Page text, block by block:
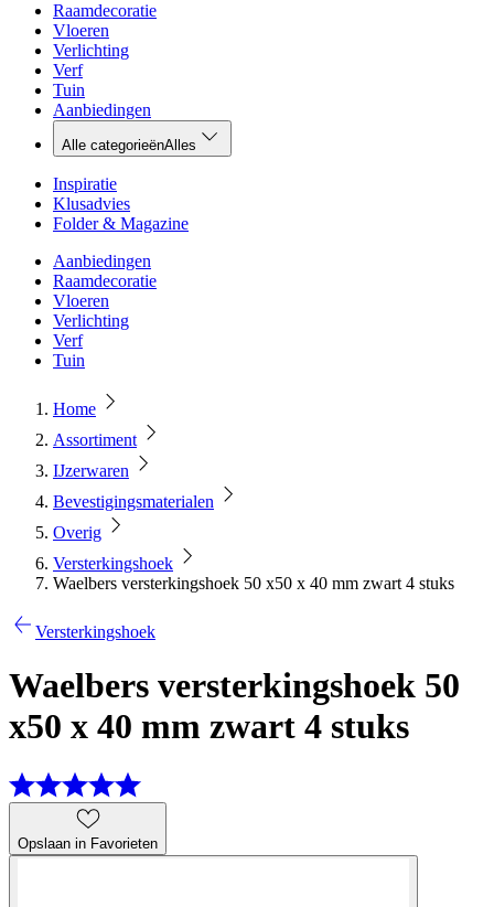
Raamdecoratie
Vloeren
Verlichting
Verf
Tuin
Aanbiedingen
Alle categorieënAlles
Inspiratie
Klusadvies
Folder & Magazine
Aanbiedingen
Raamdecoratie
Vloeren
Verlichting
Verf
Tuin
Home
Assortiment
IJzerwaren
Bevestigingsmaterialen
Overig
Versterkingshoek
Waelbers versterkingshoek 50 x50 x 40 mm zwart 4 stuks
Versterkingshoek
Waelbers versterkingshoek 50
x50 x 40 mm zwart 4 stuks
Opslaan in Favorieten